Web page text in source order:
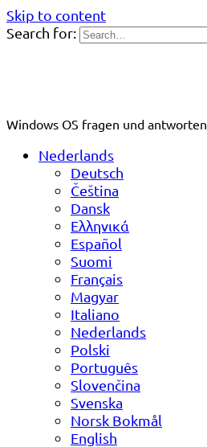
Skip to content
Search for:
Windows OS fragen und antworten
Nederlands
Deutsch
Čeština
Dansk
Ελληνικά
Español
Suomi
Français
Magyar
Italiano
Nederlands
Polski
Português
Slovenčina
Svenska
Norsk Bokmål
English